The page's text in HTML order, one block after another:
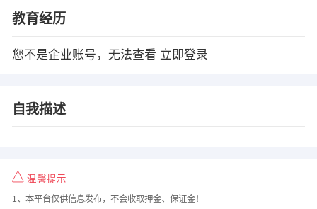
教育经历
您不是企业账号，无法查看 立即登录
自我描述
温馨提示
1、本平台仅供信息发布，不会收取押金、保证金！